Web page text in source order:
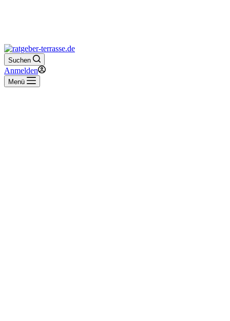
Suchen
Anmelden
Menü